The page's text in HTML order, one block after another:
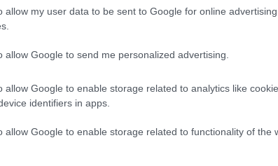
allow my user data to be sent to Google for online advertising
allow Google to send me personalized advertising.
allow Google to enable storage related to analytics like
identifiers in apps.
allow Google to enable storage related to functionality of the
pavo o incluso huevos en tu desayuno podrías
que pasar hambre», explica.
o vegana, Sánchez recomienda
o los pistachos. «La idea central no es hacer
mañana, sino repartirla mejor durante el día», añade.